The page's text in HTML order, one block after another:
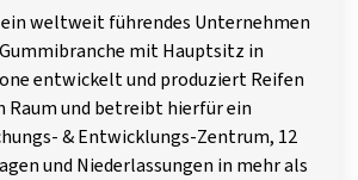
weltweit führendes Unternehmen
mit Hauptsitz in
entwickelt und produziert Reifen
Raum und betreibt hierfür ein
& Entwicklungs-Zentrum, 12
und Niederlassungen in mehr als